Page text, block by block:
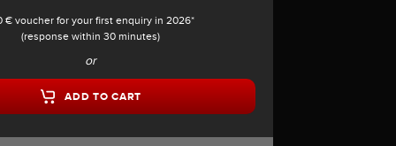
€ voucher for your first enquiry in 2026*
(response within 30 minutes)
or
ADD TO CART